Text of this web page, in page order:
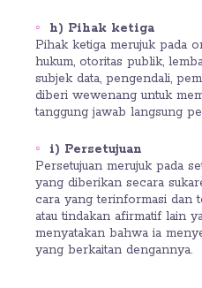
h) Pihak ketiga
Pihak ketiga merujuk pada
hukum, otoritas publik,
subjek data, pengendali,
diberi wewenang untuk
tanggung jawab langsung
i) Persetujuan
Persetujuan merujuk pada
yang diberikan secara
cara yang terinformasi dan
atau tindakan afirmatif lain
menyatakan bahwa ia
yang berkaitan dengannya.